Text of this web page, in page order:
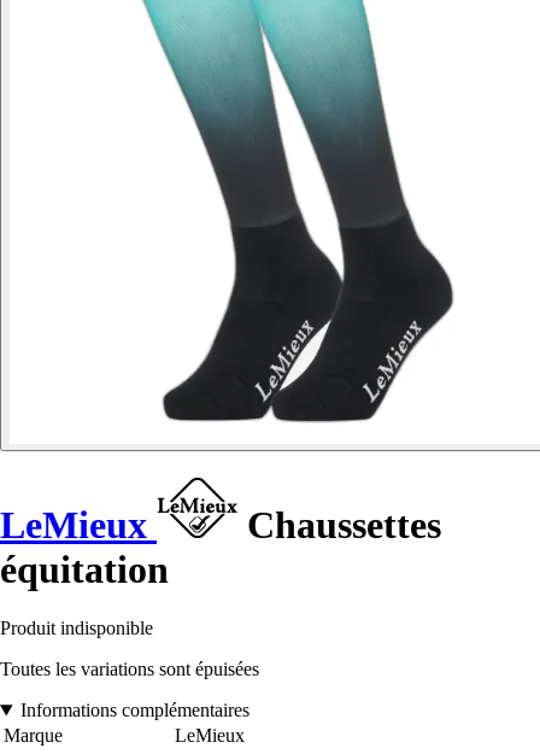
LeMieux
Chaussettes
équitation
Produit indisponible
Toutes les variations sont épuisées
Informations complémentaires
Marque
LeMieux